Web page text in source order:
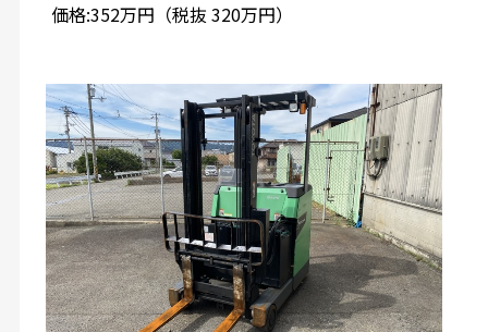
価格:352万円（税抜 320万円）